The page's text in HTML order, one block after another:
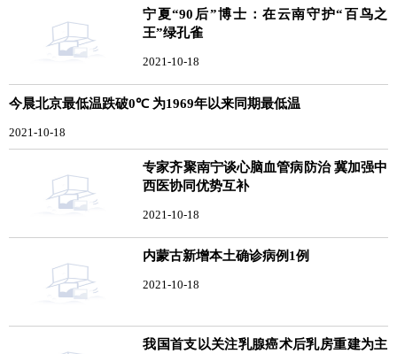
宁夏“90后”博士：在云南守护“百鸟之
王”绿孔雀
2021-10-18
今晨北京最低温跌破0℃ 为1969年以来同期最低温
2021-10-18
专家齐聚南宁谈心脑血管病防治 冀加强中
西医协同优势互补
2021-10-18
内蒙古新增本土确诊病例1例
2021-10-18
我国首支以关注乳腺癌术后乳房重建为主